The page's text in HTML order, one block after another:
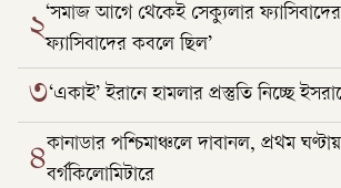
২‘সমাজ আগে থেকেই সেক্যুলার ফ্যাসিবাদের
ফ্যাসিবাদের কবলে ছিল’
৩‘একাই’ ইরানে হামলার প্রস্তুতি নিচ্ছে
৪কানাডার পশ্চিমাঞ্চলে দাবানল, প্রথম
বর্গকিলোমিটারে